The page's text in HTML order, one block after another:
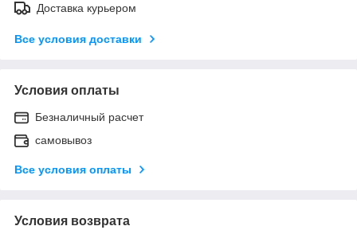
Доставка курьером
Все условия доставки
Условия оплаты
Безналичный расчет
самовывоз
Все условия оплаты
Условия возврата